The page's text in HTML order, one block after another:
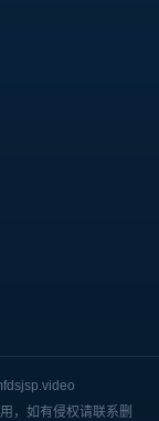
，如有侵权请联系删